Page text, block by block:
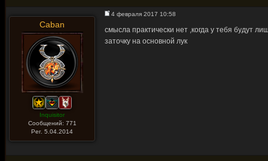
Caban
Inquisitor
Сообщений: 771
Рег. 5.04.2014
4 февраля 2017 10:58
смысла практически нет ,когда у тебя будут
заточку на основной лук